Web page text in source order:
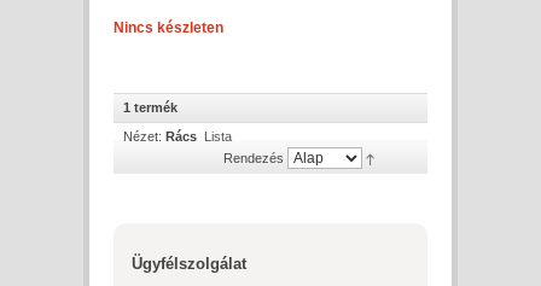
Nincs készleten
1 termék
Nézet: Rács Lista
Rendezés
Ügyfélszolgálat